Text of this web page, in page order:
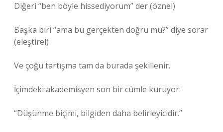
Diğeri “ben böyle hissediyorum” der (öznel)
Başka biri “ama bu gerçekten doğru mu?” diye sorar
(eleştirel)
Ve çoğu tartışma tam da burada şekillenir.
İçimdeki akademisyen son bir cümle kuruyor:
“Düşünme biçimi, bilgiden daha belirleyicidir.”